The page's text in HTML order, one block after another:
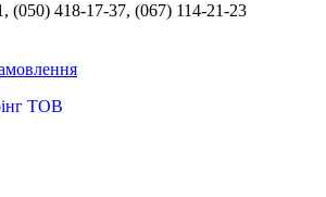
(050) 418-17-37, (067) 114-21-23